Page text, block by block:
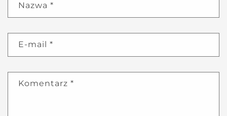
Nazwa *
E-mail *
Komentarz *